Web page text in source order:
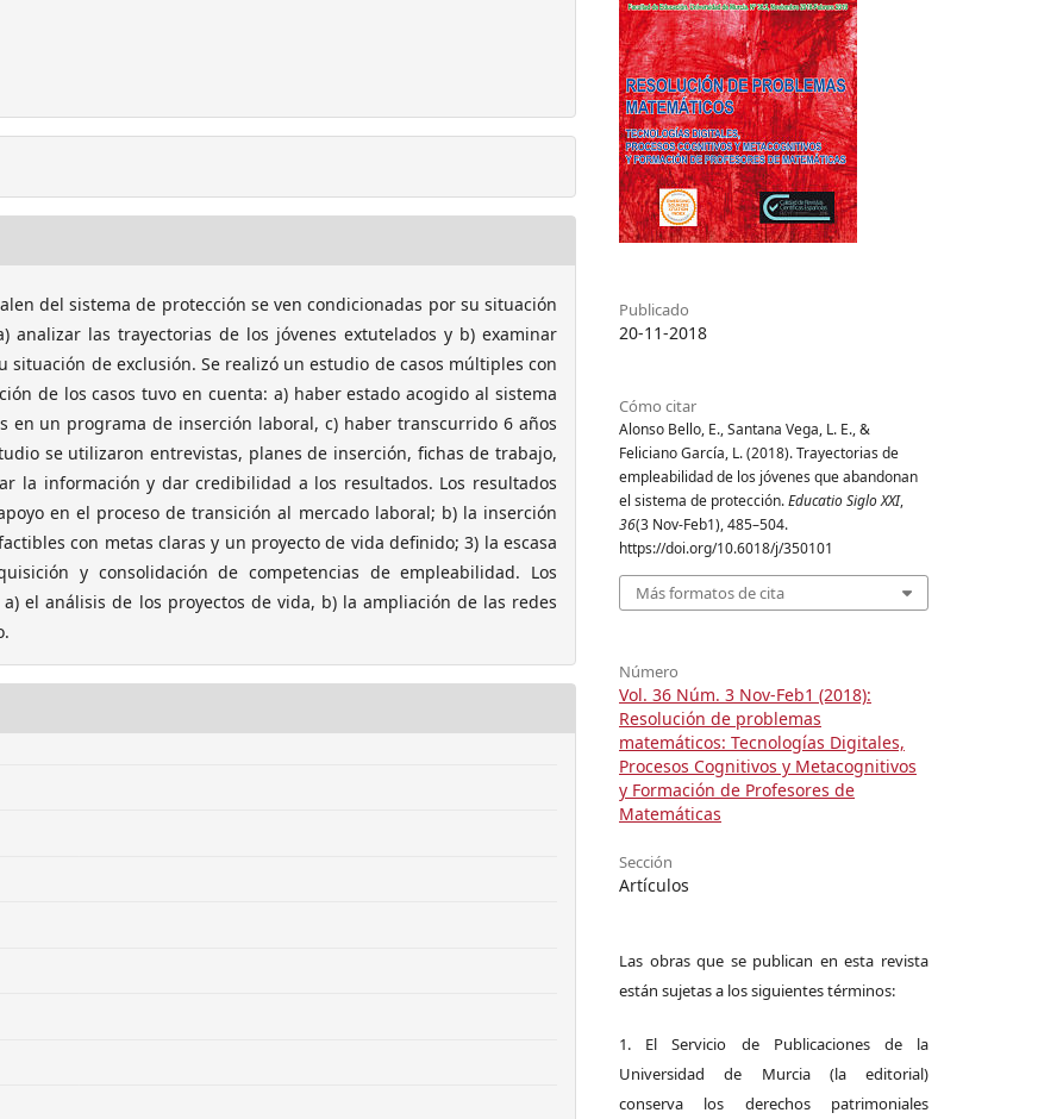
del sistema de protección se ven condicionadas por su situación
analizar las trayectorias de los jóvenes extutelados y b) examinar
de exclusión. Se realizó un estudio de casos múltiples con
de los casos tuvo en cuenta: a) haber estado acogido al sistema
en un programa de inserción laboral, c) haber transcurrido 6 años
se utilizaron entrevistas, planes de inserción, fichas de trabajo,
la información y dar credibilidad a los resultados. Los resultados
en el proceso de transición al mercado laboral; b) la inserción
con metas claras y un proyecto de vida definido; 3) la escasa
y consolidación de competencias de empleabilidad. Los
el análisis de los proyectos de vida, b) la ampliación de las redes
Publicado
20-11-2018
Cómo citar
Alonso Bello, E., Santana Vega, L. E., &
Feliciano García, L. (2018). Trayectorias de
empleabilidad de los jóvenes que abandonan
el sistema de protección.Educatio Siglo XXI,
36(3 Nov-Feb1), 485–504.
https://doi.org/10.6018/j/350101
Más formatos de cita
Número
Vol. 36 Núm. 3 Nov-Feb1 (2018):
Resolución de problemas
matemáticos: Tecnologías Digitales,
Procesos Cognitivos y Metacognitivos
y Formación de Profesores de
Matemáticas
Sección
Artículos
Las obras que se publican en esta revista
están sujetas a los siguientes términos:
1. El Servicio de Publicaciones de la
Universidad de Murcia (la editorial)
conserva los derechos patrimoniales